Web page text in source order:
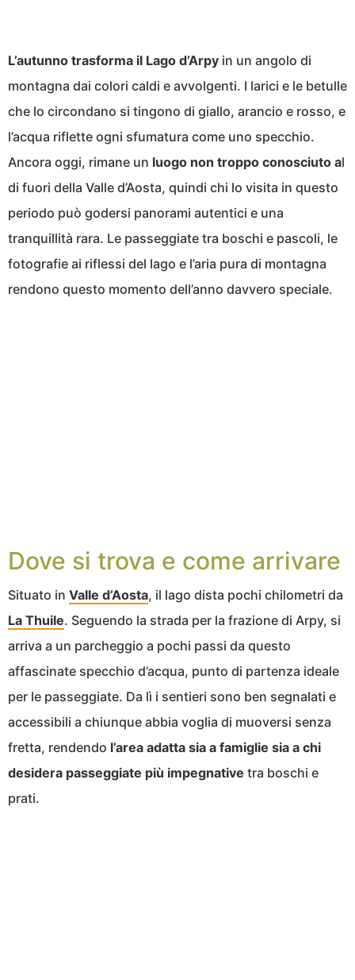
L’autunno trasforma il Lago d’Arpy in un angolo di
montagna dai colori caldi e avvolgenti. I larici e le betulle
che lo circondano si tingono di giallo, arancio e rosso, e
l’acqua riflette ogni sfumatura come uno specchio.
Ancora oggi, rimane un luogo non troppo conosciuto al
di fuori della Valle d’Aosta, quindi chi lo visita in questo
periodo può godersi panorami autentici e una
tranquillità rara. Le passeggiate tra boschi e pascoli, le
fotografie ai riflessi del lago e l’aria pura di montagna
rendono questo momento dell’anno davvero speciale.
Dove si trova e come arrivare
Situato in Valle d’Aosta, il lago dista pochi chilometri da
La Thuile. Seguendo la strada per la frazione di Arpy, si
arriva a un parcheggio a pochi passi da questo
affascinate specchio d’acqua, punto di partenza ideale
per le passeggiate. Da lì i sentieri sono ben segnalati e
accessibili a chiunque abbia voglia di muoversi senza
fretta, rendendo l’area adatta sia a famiglie sia a chi
desidera passeggiate più impegnative tra boschi e
prati.